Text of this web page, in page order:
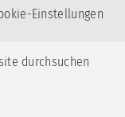
erscheint:
von Thun und Prof.
Einstellungen
durchsuchen